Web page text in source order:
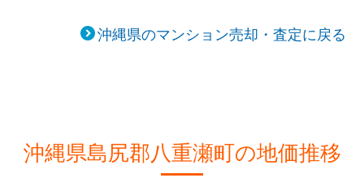
沖縄県のマンション売却・査定に戻る
沖縄県島尻郡八重瀬町の地価推移